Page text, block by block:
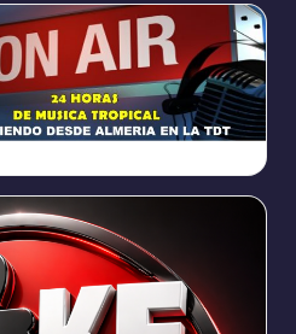
index.html?sid=1